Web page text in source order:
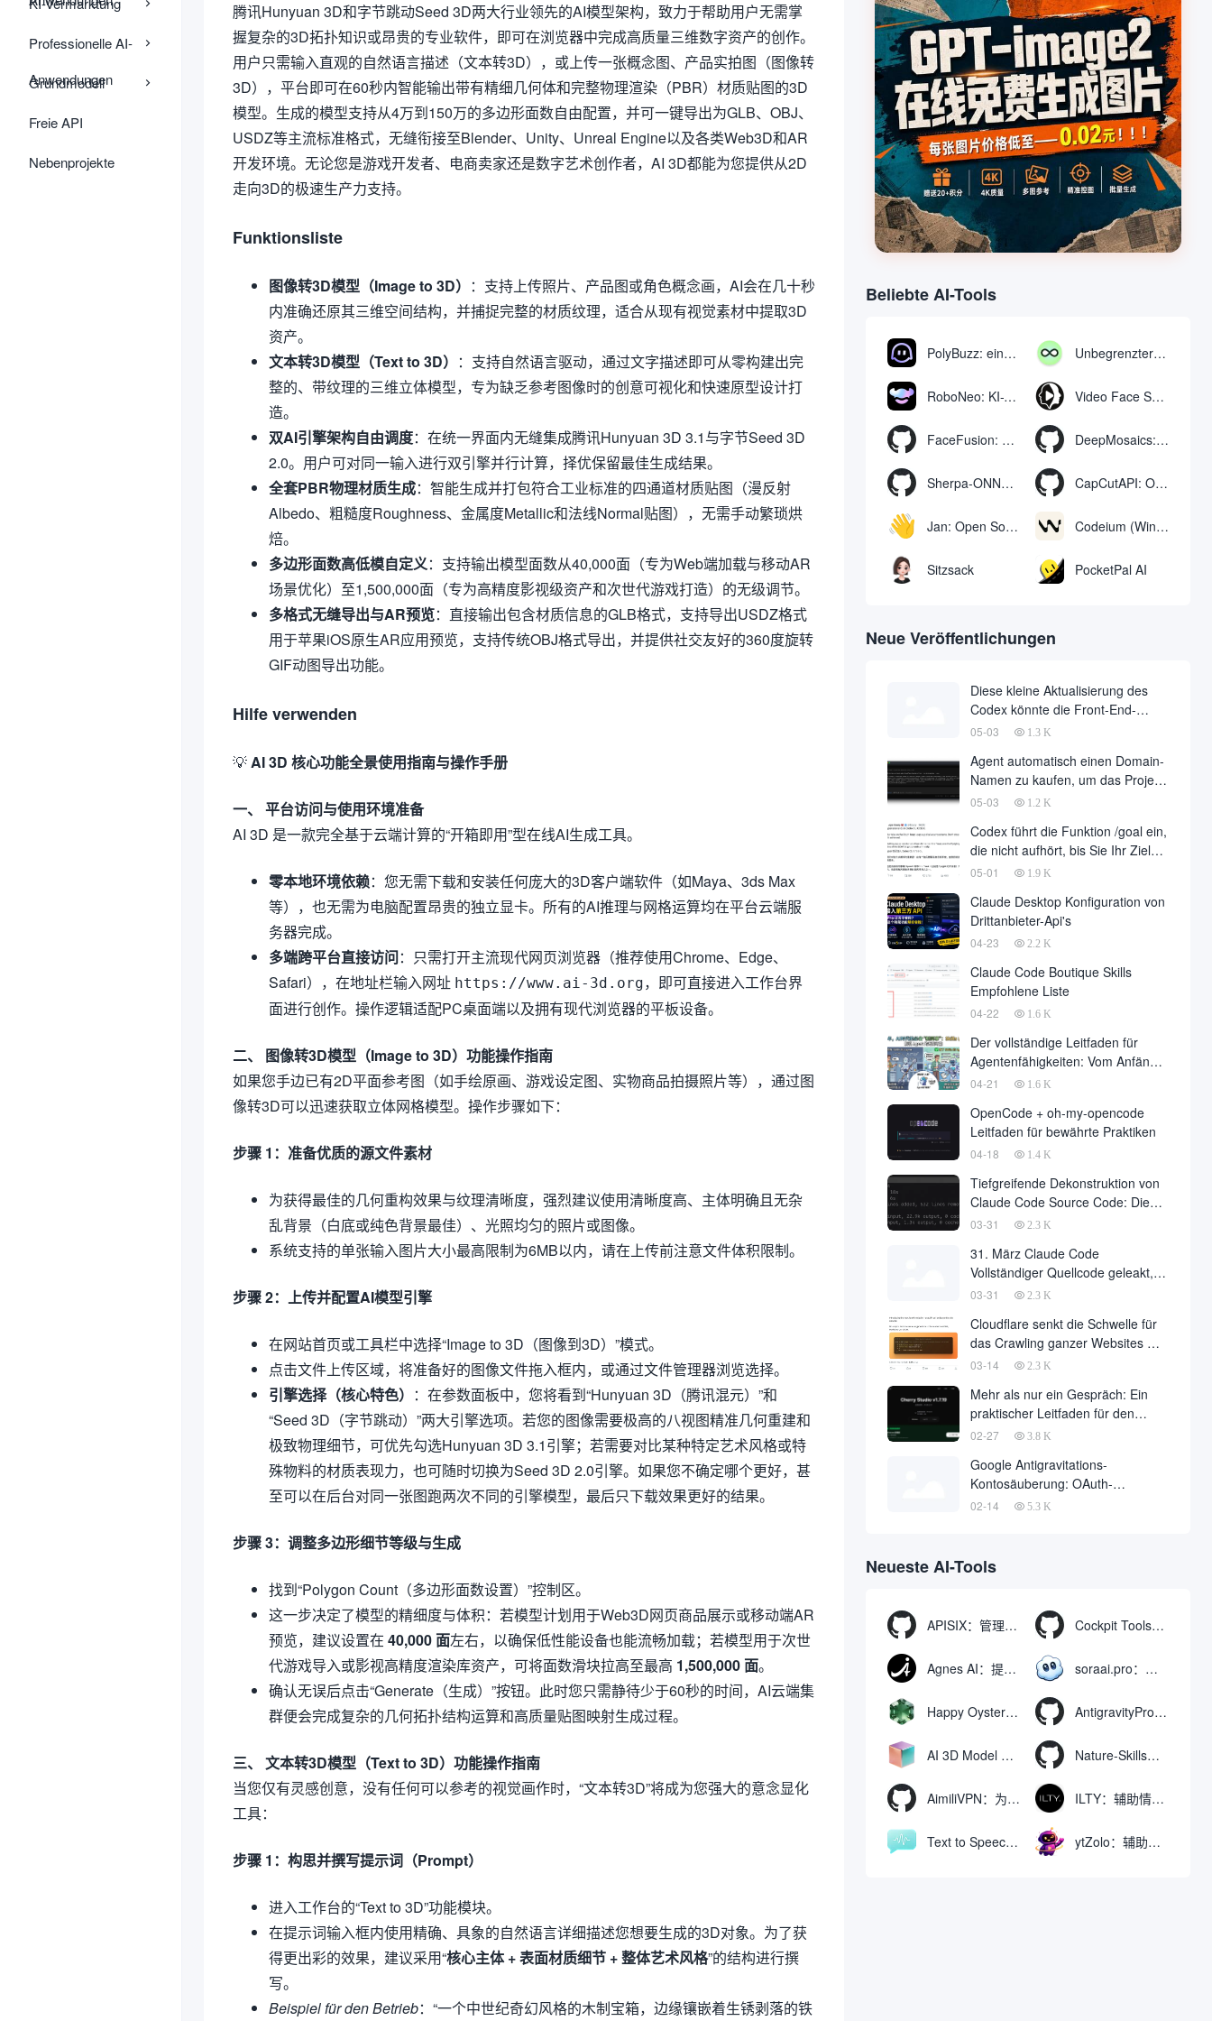
Professionelle AI-
Anwendungen
Grundmodell
Freie API
Nebenprojekte
腾讯Hunyuan 3D和字节跳动Seed 3D两大行业领先的AI模型架构，致力于帮助用户无需掌
握复杂的3D拓扑知识或昂贵的专业软件，即可在浏览器中完成高质量三维数字资产的创作。
用户只需输入直观的自然语言描述（文本转3D），或上传一张概念图、产品实拍图（图像转
3D），平台即可在60秒内智能输出带有精细几何体和完整物理渲染（PBR）材质贴图的3D
模型。生成的模型支持从4万到150万的多边形面数自由配置，并可一键导出为GLB、OBJ、
USDZ等主流标准格式，无缝衔接至Blender、Unity、Unreal Engine以及各类Web3D和AR
开发环境。无论您是游戏开发者、电商卖家还是数字艺术创作者，AI 3D都能为您提供从2D
走向3D的极速生产力支持。
Funktionsliste
图像转3D模型（Image to 3D） ：支持上传照片、产品图或角色概念画，AI会在几十秒
内准确还原其三维空间结构，并捕捉完整的材质纹理，适合从现有视觉素材中提取3D
资产。
文本转3D模型（Text to 3D） ：支持自然语言驱动，通过文字描述即可从零构建出完
整的、带纹理的三维立体模型，专为缺乏参考图像时的创意可视化和快速原型设计打
造。
双AI引擎架构自由调度：在统一界面内无缝集成腾讯Hunyuan 3D 3.1与字节Seed 3D
2.0。用户可对同一输入进行双引擎并行计算，择优保留最佳生成结果。
全套PBR物理材质生成：智能生成并打包符合工业标准的四通道材质贴图（漫反射
Albedo、粗糙度Roughness、金属度Metallic和法线Normal贴图），无需手动繁琐烘
焙。
多边形面数高低模自定义：支持输出模型面数从40,000面（专为Web端加载与移动AR
场景优化）至1,500,000面（专为高精度影视级资产和次世代游戏打造）的无级调节。
多格式无缝导出与AR预览：直接输出包含材质信息的GLB格式，支持导出USDZ格式
用于苹果iOS原生AR应用预览，支持传统OBJ格式导出，并提供社交友好的360度旋转
GIF动图导出功能。
Hilfe verwenden
💡AI 3D 核心功能全景使用指南与操作手册
一、 平台访问与使用环境准备
AI 3D 是一款完全基于云端计算的“开箱即用”型在线AI生成工具。
零本地环境依赖：您无需下载和安装任何庞大的3D客户端软件（如Maya、3ds Max
等），也无需为电脑配置昂贵的独立显卡。所有的AI推理与网格运算均在平台云端服
务器完成。
多端跨平台直接访问：只需打开主流现代网页浏览器（推荐使用Chrome、Edge、
Safari），在地址栏输入网址 https://www.ai-3d.org，即可直接进入工作台界
面进行创作。操作逻辑适配PC桌面端以及拥有现代浏览器的平板设备。
二、 图像转3D模型（Image to 3D）功能操作指南
如果您手边已有2D平面参考图（如手绘原画、游戏设定图、实物商品拍摄照片等），通过图
像转3D可以迅速获取立体网格模型。操作步骤如下：
步骤 1：准备优质的源文件素材
为获得最佳的几何重构效果与纹理清晰度，强烈建议使用清晰度高、主体明确且无杂
乱背景（白底或纯色背景最佳）、光照均匀的照片或图像。
系统支持的单张输入图片大小最高限制为6MB以内，请在上传前注意文件体积限制。
步骤 2：上传并配置AI模型引擎
在网站首页或工具栏中选择“Image to 3D（图像到3D）”模式。
点击文件上传区域，将准备好的图像文件拖入框内，或通过文件管理器浏览选择。
引擎选择（核心特色） ：在参数面板中，您将看到“Hunyuan 3D（腾讯混元）”和
“Seed 3D（字节跳动）”两大引擎选项。若您的图像需要极高的八视图精准几何重建和
极致物理细节，可优先勾选Hunyuan 3D 3.1引擎；若需要对比某种特定艺术风格或特
殊物料的材质表现力，也可随时切换为Seed 3D 2.0引擎。如果您不确定哪个更好，甚
至可以在后台对同一张图跑两次不同的引擎模型，最后只下载效果更好的结果。
步骤 3：调整多边形细节等级与生成
找到“Polygon Count（多边形面数设置）”控制区。
这一步决定了模型的精细度与体积：若模型计划用于Web3D网页商品展示或移动端AR
预览，建议设置在 40,000 面左右，以确保低性能设备也能流畅加载；若模型用于次世
代游戏导入或影视高精度渲染库资产，可将面数滑块拉高至最高 1,500,000 面。
确认无误后点击“Generate（生成）”按钮。此时您只需静待少于60秒的时间，AI云端集
群便会完成复杂的几何拓扑结构运算和高质量贴图映射生成过程。
三、 文本转3D模型（Text to 3D）功能操作指南
当您仅有灵感创意，没有任何可以参考的视觉画作时，“文本转3D”将成为您强大的意念显化
工具：
步骤 1：构思并撰写提示词（Prompt）
进入工作台的“Text to 3D”功能模块。
在提示词输入框内使用精确、具象的自然语言详细描述您想要生成的3D对象。为了获
得更出彩的效果，建议采用“核心主体 + 表面材质细节 + 整体艺术风格”的结构进行撰
写。
Beispiel für den Betrieb：“一个中世纪奇幻风格的木制宝箱，边缘镶嵌着生锈剥落的铁
Beliebte AI-Tools
PolyBuzz: eine kostenlose Chat- und Rollenspielplattform für die Interaktion mit KI-Charakteren Unbegrenzter AI-Chat: kostenloses unbegrenztes AI-Chat-Tool
RoboNeo: KI-Tool zur Erstellung und Bearbeitung von Videos und Bildern per Chat Video Face Swap
FaceFusion: Video Face Swap Enhancement Tool | Voice Sync Video Mouth Moves DeepMosaics: Automatisches Entfernen von Mosaiken aus oder Hinzufügen von Mosaiken zu Bildern und Videos
Sherpa-ONNX: Offline-Spracherkennung und -synthese mit ONNXRuntime CapCutAPI: Open-Source-Tool zur automatischen Steuerung von CapCut-Videoclips
Jan: Open Source Offline-KI-Assistent, ChatGPT-Ersatz, lokale KI-Modelle oder Verbindung zur Cloud-KI Codeium (Windsurf Editor): kostenloses KI-Code-Vervollständigungs- und Chat-Tool, Windsurf schreibt den kompletten Projektcode in einer dialogorientierten Weise
Sitzsack PocketPal AI
Neue Veröffentlichungen
Diese kleine Aktualisierung des
Codex könnte die Front-End-
Arbeiten um die Hälfte reduzieren
05-03 1.3 K
Agent automatisch einen Domain-
Namen zu kaufen, um das Projekt
bereitstellen, vollautomatische
im Namen der Entwicklungsfirma
zu einer großen Anzahl von fallen
05-03 1.2 K
Codex führt die Funktion /goal ein,
die nicht aufhört, bis Sie Ihr Ziel
erreicht haben
05-01 1.9 K
Claude Desktop Konfiguration von
Drittanbieter-Api's
04-23 2.2 K
Claude Code Boutique Skills
Empfohlene Liste
04-22 1.6 K
Der vollständige Leitfaden für
Agentenfähigkeiten: Vom Anfänger
zum Meister
04-21 1.6 K
OpenCode + oh-my-opencode
Leitfaden für bewährte Praktiken
04-18 1.4 K
Tiefgreifende Dekonstruktion von
Claude Code Source Code: Die
Philosophie der
Zeilen Code
03-31 2.3 K
31. März Claude Code
Vollständiger Quellcode geleakt,
510.000 Zeilen Kerncode über das
03-31 2.3 K
Cloudflare senkt die Schwelle für
das Crawling ganzer Websites mit
einer einzigen API-Anfrage auf
03-14 2.3 K
Mehr als nur ein Gespräch: Ein
praktischer Leitfaden für den
Einsatz von OpenClaw in Cherry
02-27 3.8 K
Google Antigravitations-
Kontosäuberung: OAuth-
Missbrauch löst massive
02-14 5.3 K
Neueste AI-Tools
APISIX：管理和代理API及大模型流量的高性能网关 Cockpit Tools：管理多个AI编程IDE账号与配置多开独立实例的本地桌面应用
Agnes AI：提供全模态模型免费API、支持图文视频生成与复杂工程执行的智能体平台 soraai.pro：支持多模型文字转视频和图像生成的在线创作工具
Happy Oyster AI：生成可交互式3D虚拟世界与视频的大模型 AntigravityProxyLauncher：免TUN全局代理使用Antigravity IDE
AI 3D Model Generator：通过文本和图像快速生成3D模型的在线工具 Nature-Skills：辅助撰写学术论文和绘制科研图表的智能体插件
AimiliVPN：为Linux提供纯净出站家庭IP的VPN代理网关 ILTY：辅助情绪疏导与提供行动建议的AI陪伴工具
Text to Speech AI：支持多说话人与情感控制的文字转语音工具 ytZolo：辅助创建和优化YouTube视频内容的生成工具